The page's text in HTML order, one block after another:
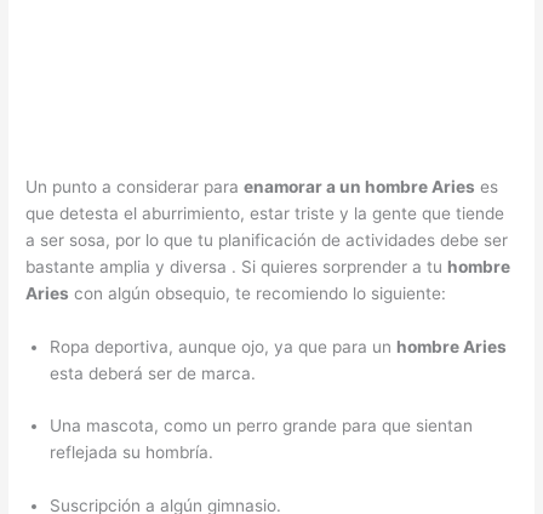
Un punto a considerar paraenamorar a un hombre Aries es
que detesta el aburrimiento, estar triste y la gente que tiende
a ser sosa, por lo que tu planificación de actividades debe ser
bastante amplia y diversa . Si quieres sorprender a tu hombre
Aries con algún obsequio, te recomiendo lo siguiente:
Ropa deportiva, aunque ojo, ya que para un hombre Aries
esta deberá ser de marca.
Una mascota, como un perro grande para que sientan
reflejada su hombría.
Suscripción a algún gimnasio.